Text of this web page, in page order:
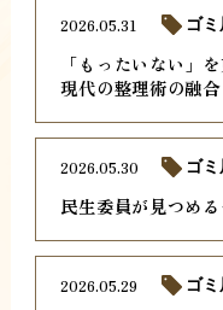
「もったいない」
現代の整理術の融合
2026.05.31 ゴ
民生委員が見つめ
2026.05.30 ゴ
2026.05.29 ゴ